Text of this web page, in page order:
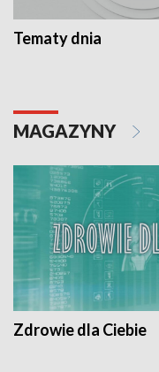
Tematy dnia
MAGAZYNY
Zdrowie dla Ciebie